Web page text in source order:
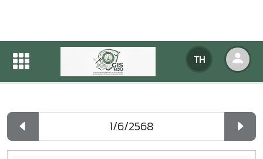
TH
ปฏิทินกิจกรรมของหน่วยงาน
ปฏิทินกิจกรรมของหน่วยงาน รายวัน